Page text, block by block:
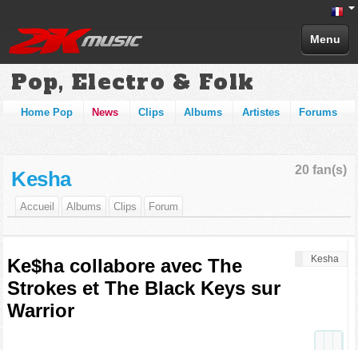
Menu
Pop, Electro & Folk
Home Pop News Clips Albums Artistes Forums
20 fan(s)
Kesha
Accueil Albums Clips Forum
Kesha
Ke$ha collabore avec The
Strokes et The Black Keys sur
Warrior